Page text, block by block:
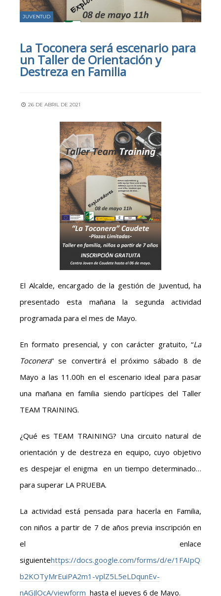
JUVENTUD
La Toconera será escenario para
un Taller de Orientación y
Destreza en Familia
26 DE ABRIL DE 2021
El Alcalde, encargado de la gestión de Juventud, ha
presentado esta mañana la segunda actividad
programada para el mes de Mayo.
En formato presencial, y con carácter gratuito, “La
Toconera” se convertirá el próximo sábado 8 de
Mayo a las 11.00h en el escenario ideal para pasar
una mañana en familia siendo partícipes del Taller
TEAM TRAINING.
¿Qué es TEAM TRAINING? Una circuito natural de
orientación y de destreza en equipo, cuyo objetivo
es despejar el enigma en un tiempo determinado…
para superar LA PRUEBA.
La actividad está pensada para hacerla en Familia,
con niños a partir de 7 de años previa inscripción en
el enlace
siguientehttps://docs.google.com/forms/d/e/
b2KOTyMrEuiPA2m1-vplZ5L5eLDqunEv-
nAGJlOcA/viewform hasta el jueves 6 de Mayo.